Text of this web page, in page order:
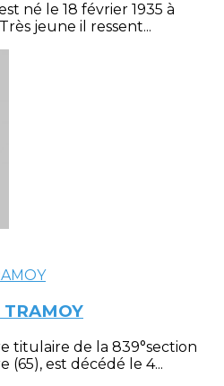
né le 18 février 1935 à
jeune il ressent...
titulaire de la 839°section
(65), est décédé le 4...